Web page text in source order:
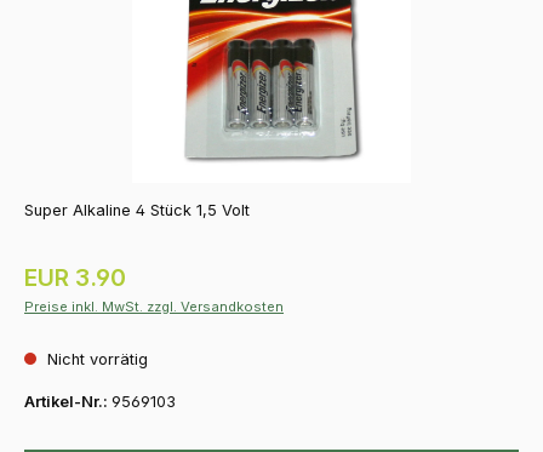
Super Alkaline 4 Stück 1,5 Volt
Regulärer Preis:
EUR 3.90
Preise inkl. MwSt. zzgl. Versandkosten
Nicht vorrätig
Artikel-Nr.: 9569103